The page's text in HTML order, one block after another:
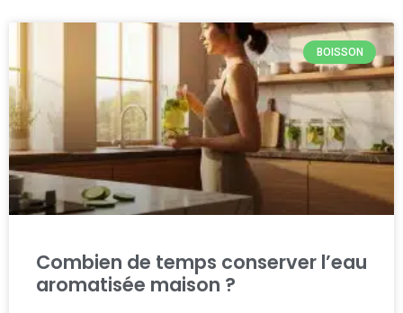
BOISSON
Combien de temps conserver l’eau
aromatisée maison ?